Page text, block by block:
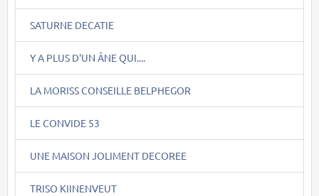
SATURNE DECATIE
Y A PLUS D'UN ÂNE QUI....
LA MORISS CONSEILLE BELPHEGOR
LE CONVIDE 53
UNE MAISON JOLIMENT DECOREE
TRISO KIINENVEUT